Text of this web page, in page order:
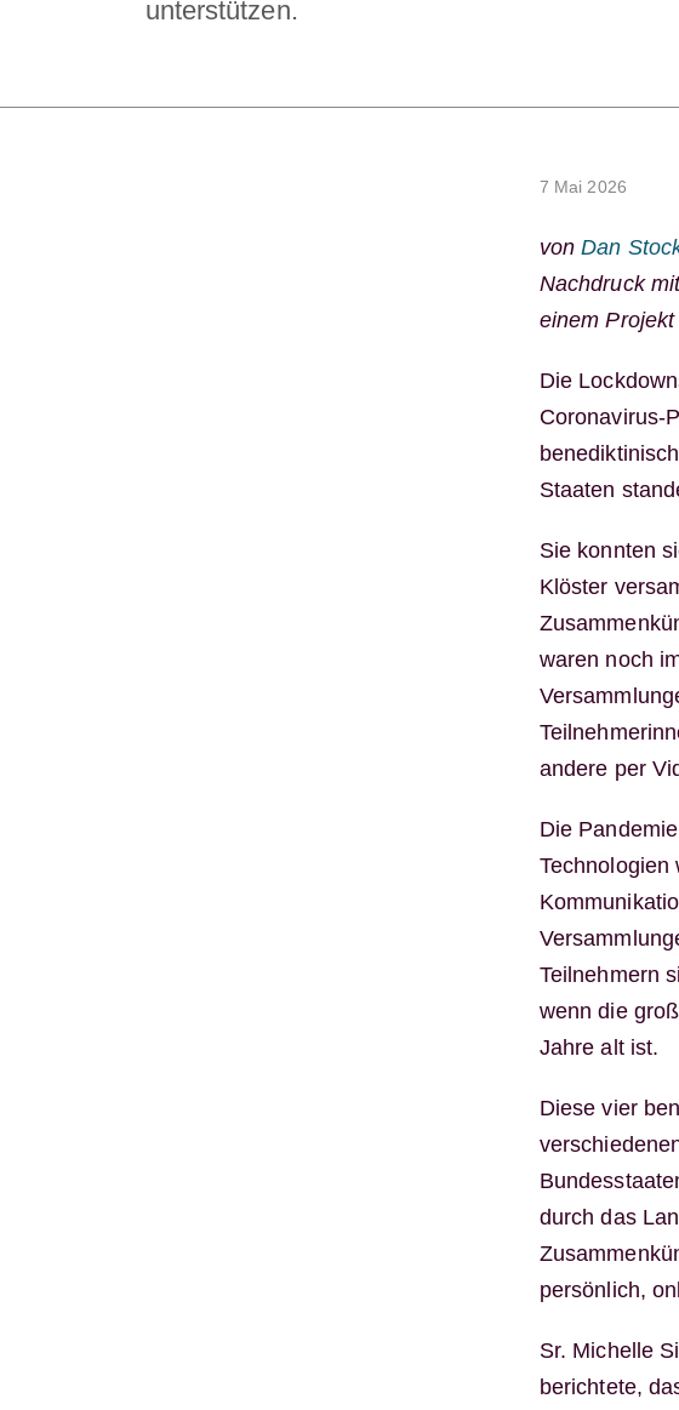
unterstützen.
7 Mai 2026
vonDan
Nachdruck
einem
Die
Coronavirus-
Staaten
Sie konnten
Klöster
waren noch
andere per
Die
Technologien
Teilnehmern
wenn die
Jahre alt ist.
Diese vier
durch das
persönlich,
Sr. Michelle
berichtete,